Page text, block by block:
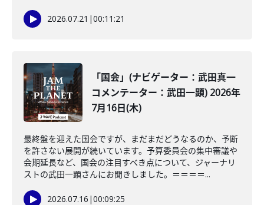
2026.07.21 |00:11:21
「国会」(ナビゲーター：武田真一
コメンテーター：武田一顕) 2026年
7月16日(木)
最終盤を迎えた国会ですが、まだまだどうなるのか、予断
を許さない展開が続いています。予算委員会の集中審議や
会期延長など、国会の注目すべき点について、ジャーナリ
ストの武田一顕さんにお聞きしました。＝＝＝＝...
2026.07.16 |00:09:25